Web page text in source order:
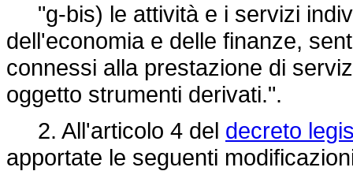
"g-bis) le attività e i servizi
dell'economia e delle finanze,
connessi alla prestazione di
oggetto strumenti derivati.".
2. All'articolo 4 del decreto
apportate le seguenti